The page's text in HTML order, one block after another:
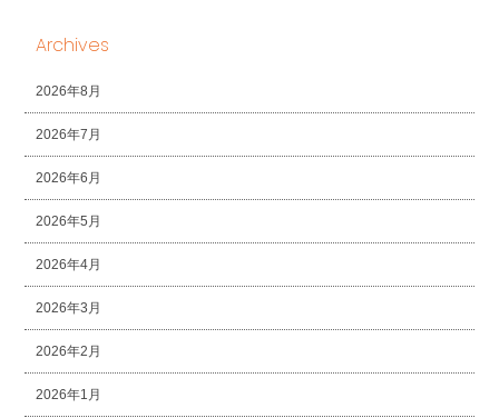
Archives
2026年8月
2026年7月
2026年6月
2026年5月
2026年4月
2026年3月
2026年2月
2026年1月